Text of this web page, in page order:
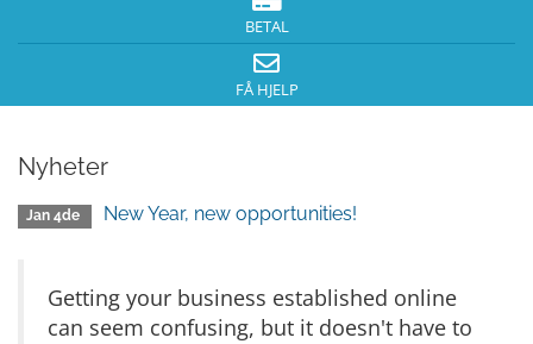
BETAL
FÅ HJELP
Nyheter
Jan 4de New Year, new opportunities!
Getting your business established online
can seem confusing, but it doesn't have to